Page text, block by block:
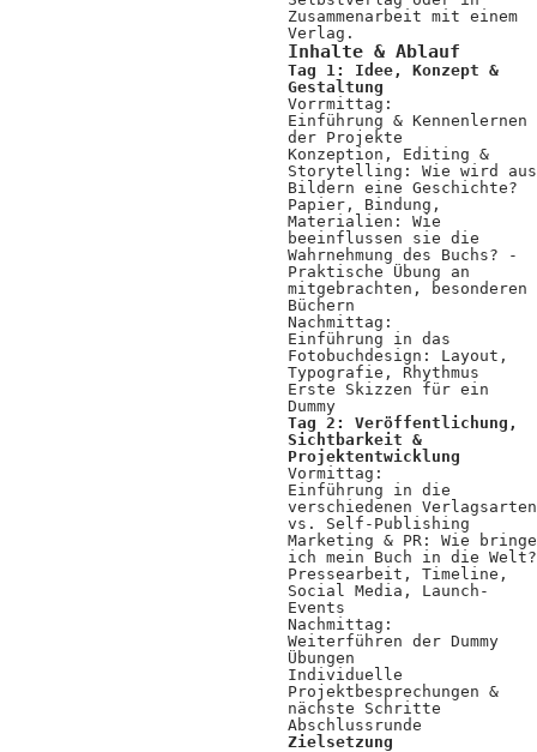
Projekte und Publikationen
Zusammenarbeit mit einem
Verlag.
Inhalte & Ablauf
Tag 1: Idee, Konzept &
Gestaltung
Vorrmittag:
Einführung & Kennenlernen
der Projekte
Konzeption, Editing &
Storytelling: Wie wird aus
Bildern eine Geschichte?
Papier, Bindung,
Materialien: Wie
beeinflussen sie die
Wahrnehmung des Buchs? -
Praktische Übung an
mitgebrachten, besonderen
Büchern
Nachmittag:
Einführung in das
Fotobuchdesign: Layout,
Typografie, Rhythmus
Erste Skizzen für ein
Dummy
Tag 2: Veröffentlichung,
Sichtbarkeit &
Projektentwicklung
Vormittag:
Einführung in die
verschiedenen Verlagsarten
vs. Self-Publishing
Marketing & PR: Wie bringe
ich mein Buch in die Welt?
Pressearbeit, Timeline,
Social Media, Launch-
Events
Nachmittag:
Weiterführen der Dummy
Übungen
Individuelle
Projektbesprechungen &
nächste Schritte
Abschlussrunde
Zielsetzung